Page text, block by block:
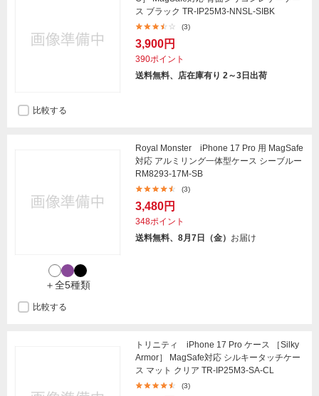
ス ブラック TR-IP25M3-NNSL-SIBK
(3)
3,900円
390ポイント
送料無料、店在庫有り 2～3日出荷
比較する
＋全5種類
Royal Monster iPhone 17 Pro 用 MagSafe
対応 アルミリング一体型ケース シーブルー
RM8293-17M-SB
(3)
3,480円
348ポイント
送料無料、8月7日（金） お届け
比較する
トリニティ iPhone 17 Pro ケース ［Silky
Armor］ MagSafe対応 シルキータッチケー
ス マット クリア TR-IP25M3-SA-CL
(3)